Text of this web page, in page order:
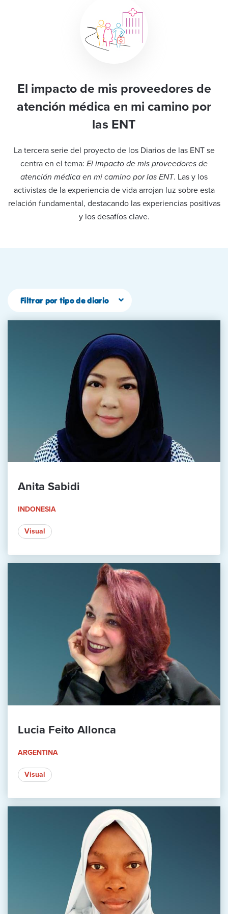
El impacto de mis proveedores de
atención médica en mi camino por
las ENT
La tercera serie del proyecto de los Diarios de las ENT se
centra en el tema: El impacto de mis proveedores de
atención médica en mi camino por las ENT. Las y los
activistas de la experiencia de vida arrojan luz sobre esta
relación fundamental, destacando las experiencias positivas
y los desafíos clave.
Filtrar por tipo de diario
Anita Sabidi
INDONESIA
Visual
Lucia Feito Allonca
ARGENTINA
Visual